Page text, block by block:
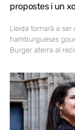
propostes i un
Lleida tornarà a
hamburgueses
Burger aterra al